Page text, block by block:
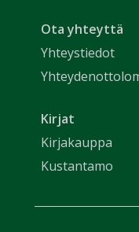
Ota yhteyttä
Yhteystiedot
Kirjat
Kirjakauppa
Kustantamo